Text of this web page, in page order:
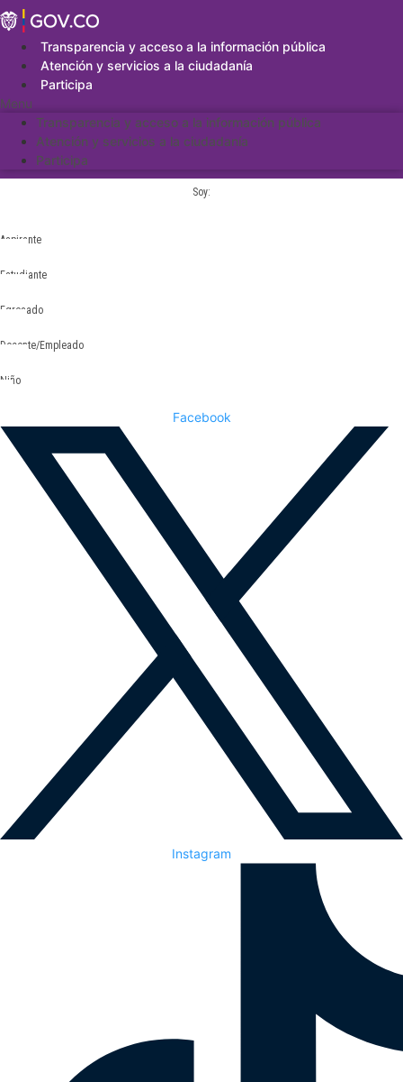
Saltar
al
contenidoTransparencia y acceso a la información pública
Atención y servicios a la ciudadanía
Participa
Menu
Transparencia y acceso a la información pública
Atención y servicios a la ciudadanía
Participa
Soy:
Aspirante
Estudiante
Egresado
Docente/Empleado
Niño
Facebook
Instagram